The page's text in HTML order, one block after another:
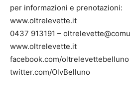
per informazioni e prenotazioni:
www.oltrelevette.it
0437 913191 –
www.oltrelevette.it
facebook.com/oltrelevettebelluno
twitter.com/OlvBelluno